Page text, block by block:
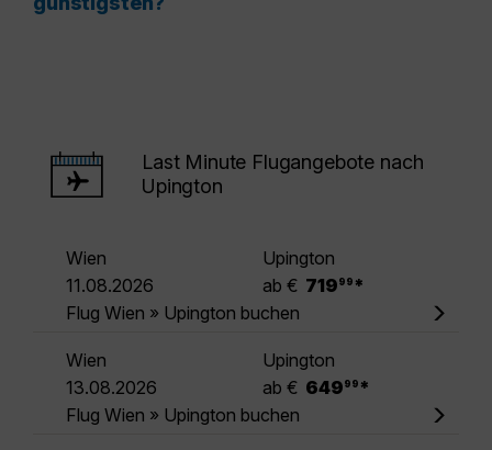
Last Minute Flugangebote nach
Upington
Wien
Upington
11.08.2026
ab € 719 99 *
Flug Wien » Upington buchen
Wien
Upington
13.08.2026
ab € 649 99 *
Flug Wien » Upington buchen